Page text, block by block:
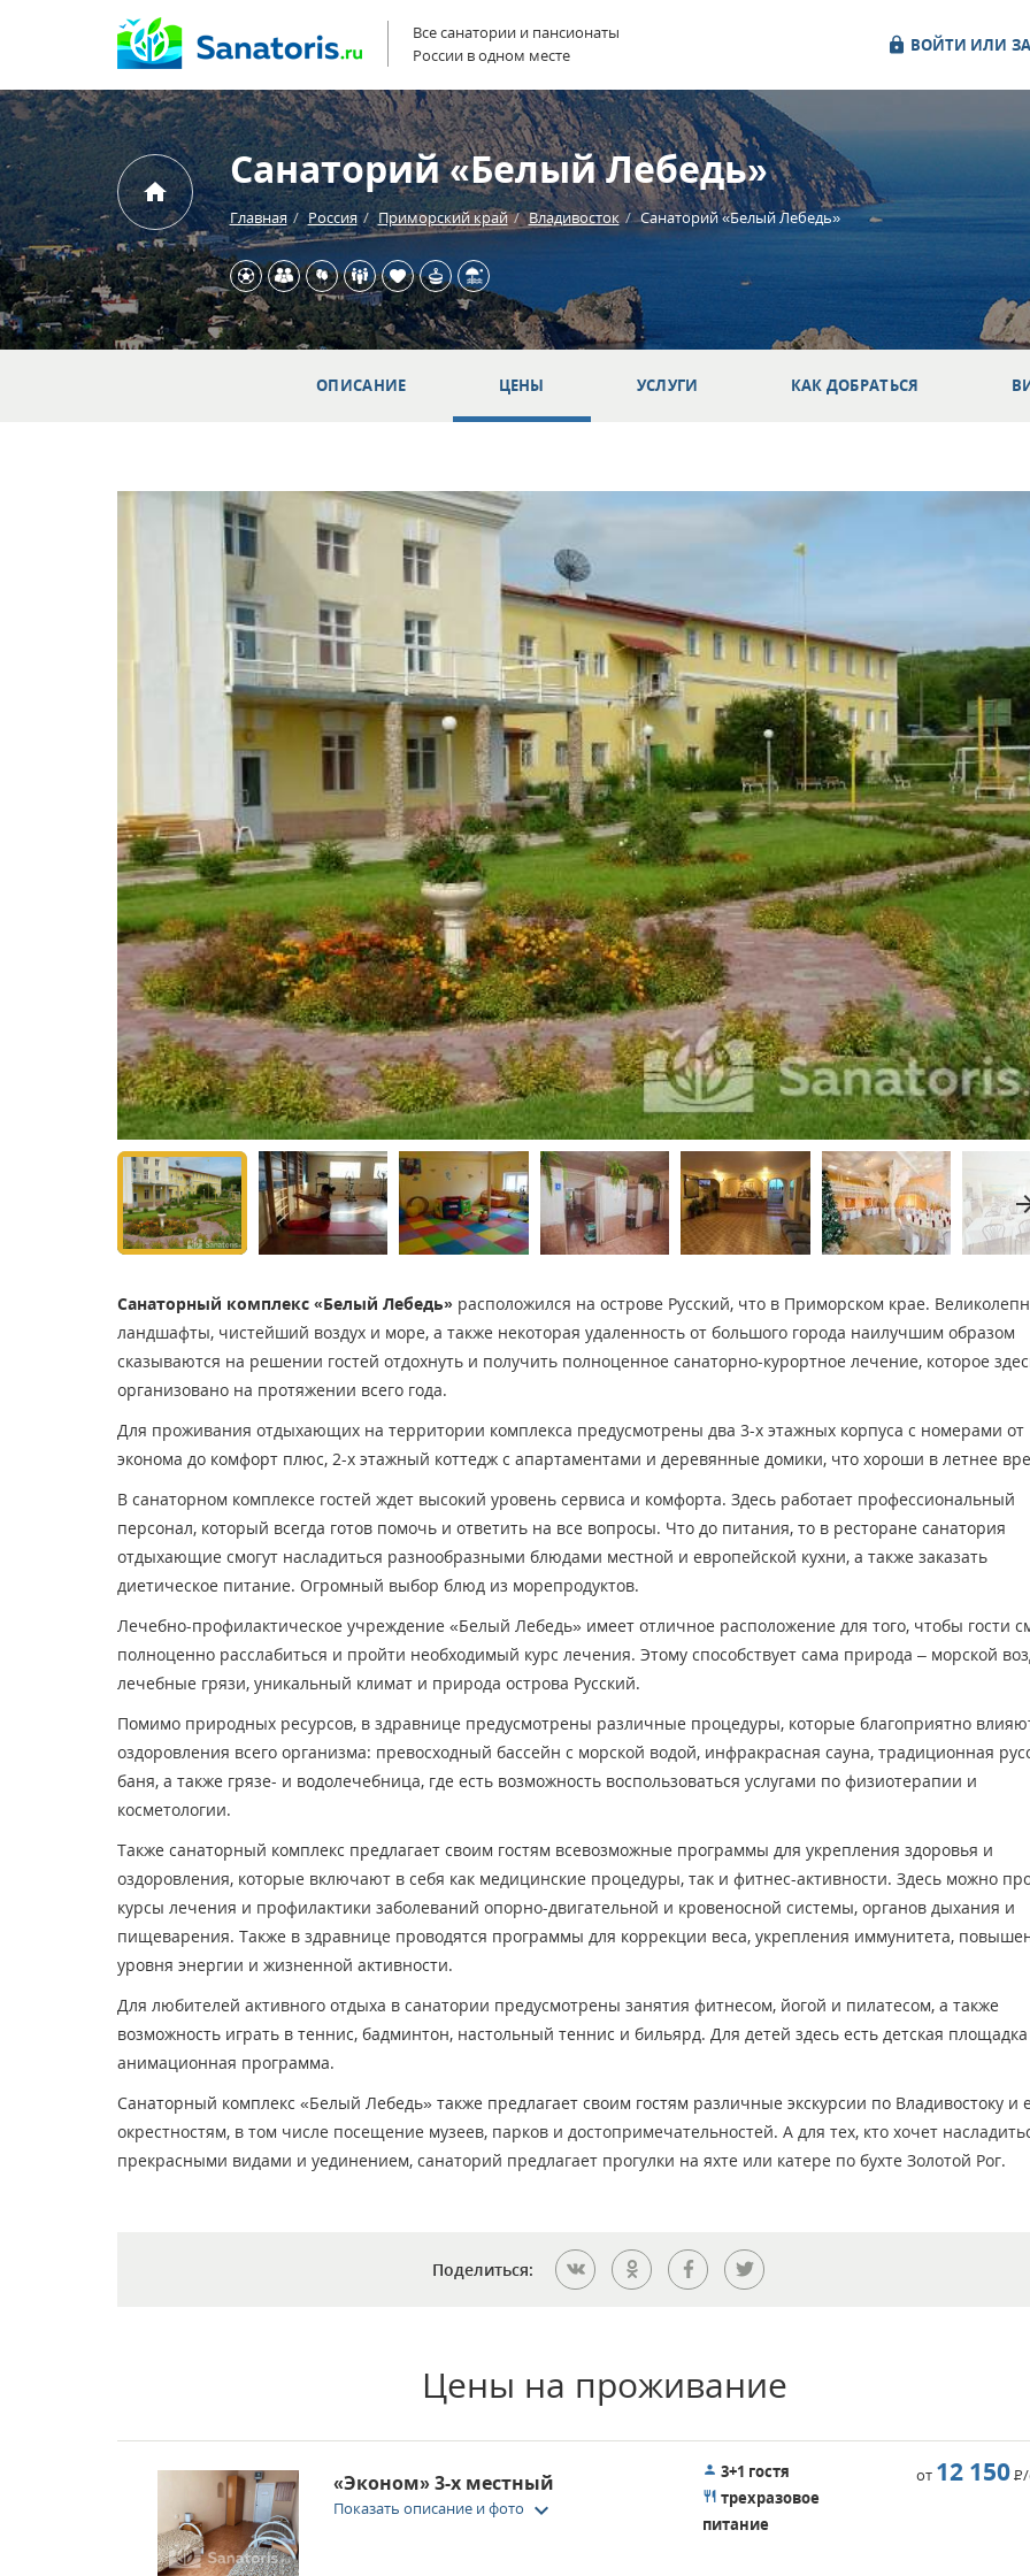
Все санатории и пансионаты
России в одном месте
ВОЙТИ ИЛИ
Санаторий «Белый Лебедь»
Главная Россия Приморский край Владивосток Санаторий «Белый Лебедь»
ОПИСАНИЕ ЦЕНЫ УСЛУГИ КАК ДОБРАТЬСЯ
Санаторный комплекс «Белый Лебедь» расположился на острове Русский, что в Приморском крае.
ландшафты, чистейший воздух и море, а также некоторая удаленность от большого города наилучшим образом
сказываются на решении гостей отдохнуть и получить полноценное санаторно-курортное лечение, которое
организовано на протяжении всего года.
Для проживания отдыхающих на территории комплекса предусмотрены два 3-х этажных корпуса с номерами от
эконома до комфорт плюс, 2-х этажный коттедж с апартаментами и деревянные домики, что хороши в летнее
В санаторном комплексе гостей ждет высокий уровень сервиса и комфорта. Здесь работает профессиональный
персонал, который всегда готов помочь и ответить на все вопросы. Что до питания, то в ресторане санатория
отдыхающие смогут насладиться разнообразными блюдами местной и европейской кухни, а также заказать
диетическое питание. Огромный выбор блюд из морепродуктов.
Лечебно-профилактическое учреждение «Белый Лебедь» имеет отличное расположение для того, чтобы гости
полноценно расслабиться и пройти необходимый курс лечения. Этому способствует сама природа – морской
лечебные грязи, уникальный климат и природа острова Русский.
Помимо природных ресурсов, в здравнице предусмотрены различные процедуры, которые благоприятно
оздоровления всего организма: превосходный бассейн с морской водой, инфракрасная сауна, традиционная
баня, а также грязе- и водолечебница, где есть возможность воспользоваться услугами по физиотерапии и
косметологии.
Также санаторный комплекс предлагает своим гостям всевозможные программы для укрепления здоровья и
оздоровления, которые включают в себя как медицинские процедуры, так и фитнес-активности. Здесь можно
курсы лечения и профилактики заболеваний опорно-двигательной и кровеносной системы, органов дыхания и
пищеварения. Также в здравнице проводятся программы для коррекции веса, укрепления иммунитета,
уровня энергии и жизненной активности.
Для любителей активного отдыха в санатории предусмотрены занятия фитнесом, йогой и пилатесом, а также
возможность играть в теннис, бадминтон, настольный теннис и бильярд. Для детей здесь есть детская
анимационная программа.
Санаторный комплекс «Белый Лебедь» также предлагает своим гостям различные экскурсии по Владивостоку и
окрестностям, в том числе посещение музеев, парков и достопримечательностей. А для тех, кто хочет
прекрасными видами и уединением, санаторий предлагает прогулки на яхте или катере по бухте Золотой Рог.
Поделиться:
Цены на проживание
«Эконом» 3-х местный
Показать описание и фото keyboard_arrow_down
3+1 гостя
трехразовое
питание
от 12 150Р